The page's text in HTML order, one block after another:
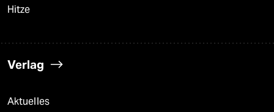
Hitze
Verlag
Aktuelles